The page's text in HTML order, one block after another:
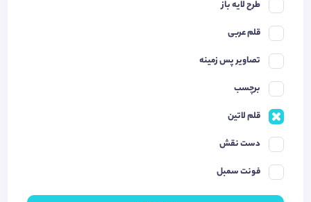
طرح لایه باز
قلم عربی
تصاویر پس زمینه
برچسب
قلم لاتین
دست نقش
فونت سمبل